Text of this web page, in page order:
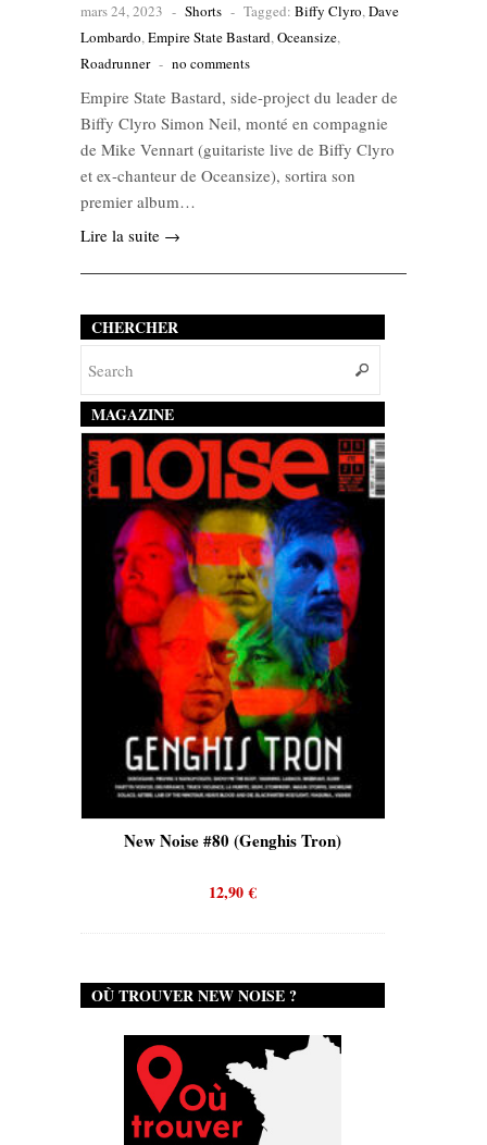
mars 24, 2023 - Shorts - Tagged: Biffy Clyro,Dave
Lombardo,Empire State Bastard,Oceansize,
Roadrunner - no comments
Empire State Bastard, side-project du leader de
Biffy Clyro Simon Neil, monté en compagnie
de Mike Vennart (guitariste live de Biffy Clyro
et ex-chanteur de Oceansize), sortira son
premier album…
Lire la suite →
CHERCHER
MAGAZINE
New Noise #80 (Genghis Tron)
OÙ TROUVER NEW NOISE ?